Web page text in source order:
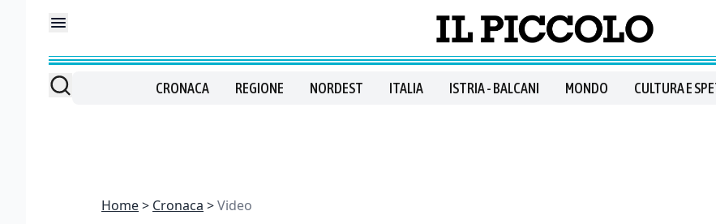
CRONACA REGIONE NORDEST ITALIA ISTRIA - BALCANI MONDO CULTURA E
Home Cronaca Video